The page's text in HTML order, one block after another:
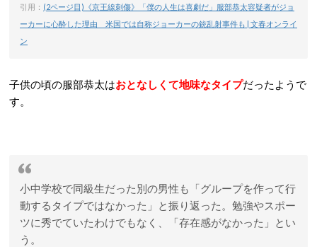
引用： (2ページ目)《京王線刺傷》「僕の人生は喜劇だ」服部恭太容疑者がジョ
ーカーに心酔した理由 米国では自称ジョーカーの銃乱射事件も | 文春オンライ
ン
子供の頃の服部恭太はおとなしくて地味なタイプだったようで
す。
小中学校で同級生だった別の男性も「グループを作って行
動するタイプではなかった」と振り返った。勉強やスポー
ツに秀でていたわけでもなく、「存在感がなかった」とい
う。